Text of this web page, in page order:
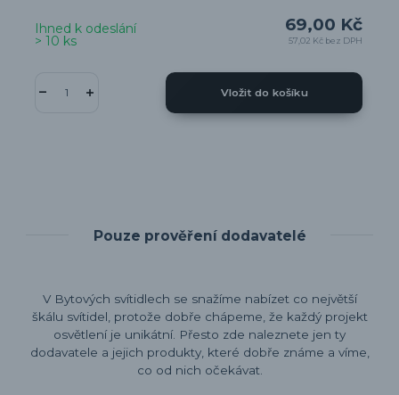
69,00 Kč
57,02 Kč bez DPH
Ihned k odeslání
> 10 ks
Vložit do košíku
Pouze prověření dodavatelé
V Bytových svítidlech se snažíme nabízet co největší
škálu svítidel, protože dobře chápeme, že každý projekt
osvětlení je unikátní. Přesto zde naleznete jen ty
dodavatele a jejich produkty, které dobře známe a víme,
co od nich očekávat.